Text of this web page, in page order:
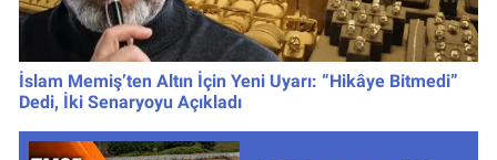
İslam Memiş’ten Altın İçin Yeni Uyarı: “Hikâye Bitmedi”
Dedi, İki Senaryoyu Açıkladı